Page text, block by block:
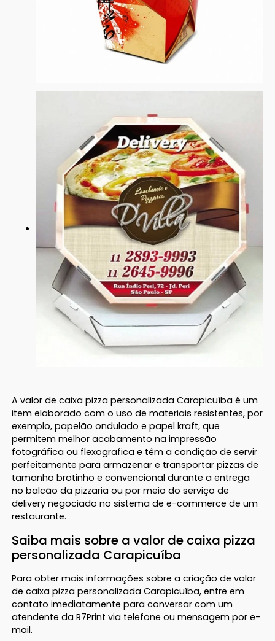
A valor de caixa pizza personalizada Carapicuíba é um
item elaborado com o uso de materiais resistentes, por
exemplo, papelão ondulado e papel kraft, que
permitem melhor acabamento na impressão
fotográfica ou flexografica e têm a condição de servir
perfeitamente para armazenar e transportar pizzas de
tamanho brotinho e convencional durante a entrega
no balcão da pizzaria ou por meio do serviço de
delivery negociado no sistema de e-commerce de um
restaurante.
Saiba mais sobre a valor de caixa pizza
personalizada Carapicuíba
Para obter mais informações sobre a criação de valor
de caixa pizza personalizada Carapicuíba, entre em
contato imediatamente para conversar com um
atendente da R7Print via telefone ou mensagem por e-
mail.